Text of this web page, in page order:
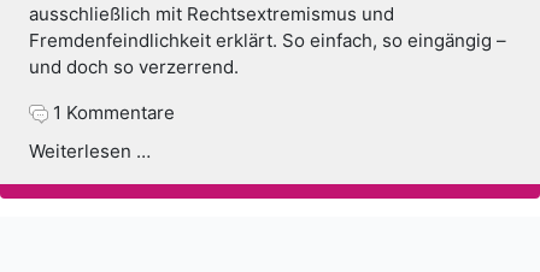
ausschließlich mit Rechtsextremismus und
Fremdenfeindlichkeit erklärt. So einfach, so eingängig –
und doch so verzerrend.
1 Kommentare
Weiterlesen …